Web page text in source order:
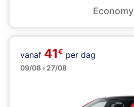
Economy
Middenklasse
vanaf 41€ per dag
09/08 › 27/08